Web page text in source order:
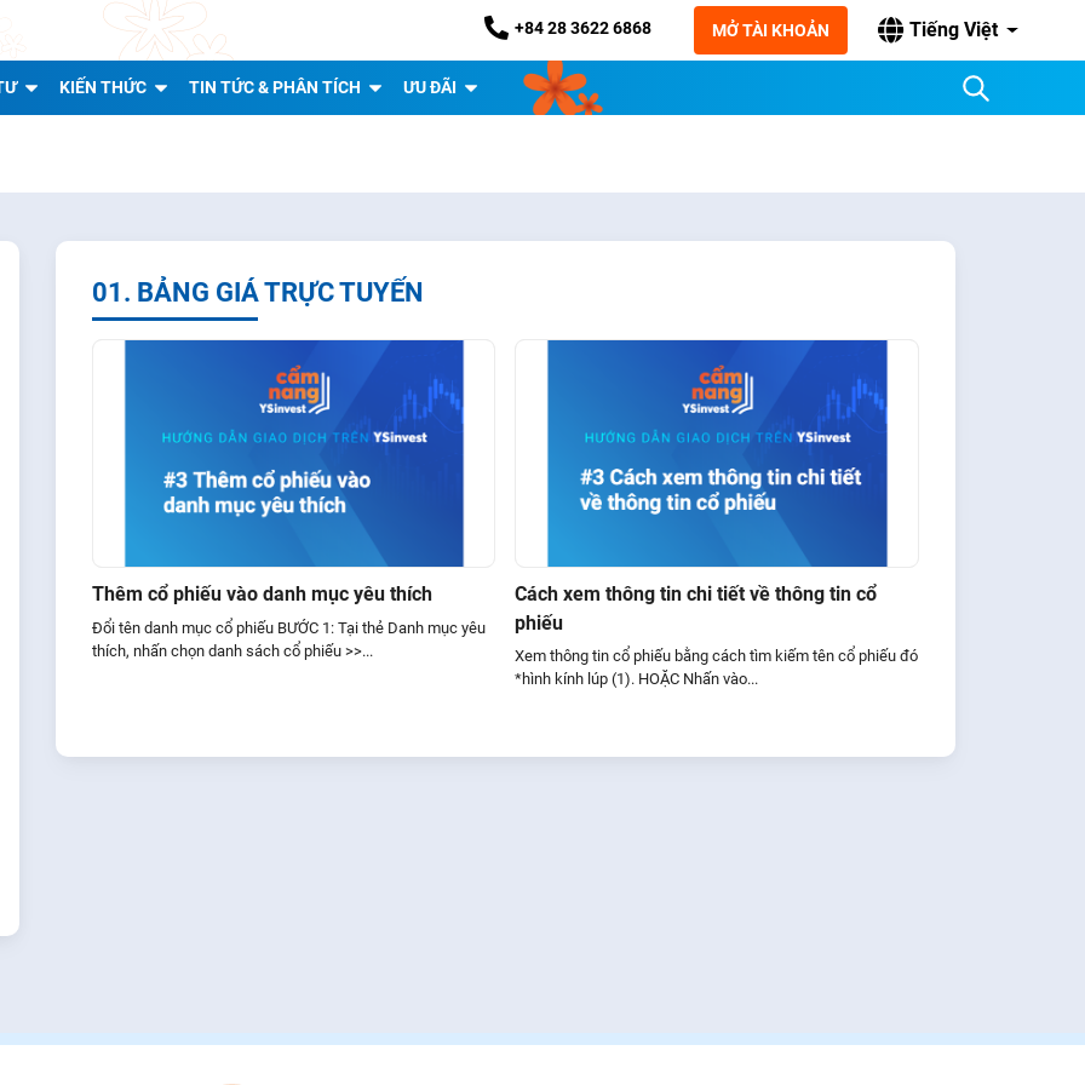
+84 28 3622 6868 MỞ TÀI KHOẢN Tiếng Việt
KIẾN THỨC TIN TỨC & PHÂN TÍCH ƯU ĐÃI
01. BẢNG GIÁ TRỰC TUYẾN
Thêm cổ phiếu vào danh mục yêu thích
Đổi tên danh mục cổ phiếu BƯỚC 1: Tại thẻ Danh mục yêu
thích, nhấn chọn danh sách cổ phiếu >>...
Cách xem thông tin chi tiết về thông tin cổ
phiếu
Xem thông tin cổ phiếu bằng cách tìm kiếm tên cổ phiếu đó
*hình kính lúp (1). HOẶC Nhấn vào...